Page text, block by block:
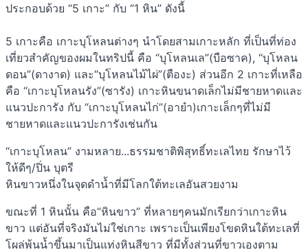
ประกอบด้วย “5 เกาะ” กับ “1 หิน” ดังนี้
5 เกาะคือ เกาะบุโหลนต่างๆ นำโดยสามเกาะหลัก ที่เป็นที่ท่อง
เที่ยวสำคัญของผมในทริปนี้ คือ “บุโหลนเล”(บือซาค), “บุโหลน
ดอน”(ดางาด) และ“บุโหลนไม้ไผ่”(ตืองะ) ส่วนอีก 2 เกาะที่เหลือ
คือ “เกาะบุโหลนรัง”(ซารัง) เกาะหินขนาดเล็กไม่มีชายหาดและ
แนวปะการัง กับ “เกาะบุโหลนไก่”(อายำ)เกาะเล็กๆที่ไม่มี
ชายหาดและแนวปะการังเช่นกัน
“เกาะบุโหลน” งามหลาย...ธรรมชาติพิสุทธิ์ทะเลไทย รักษาไว้
ให้ดีๆ/ปิ่น บุตรี
หินขาวหนึ่งในจุดดำน้ำที่มีโลกใต้ทะเลอันสวยงาม
ขณะที่ 1 หินนั้น คือ“หินขาว” ที่หลายๆคนมักเรียกว่าเกาะหิน
ขาว แต่อันที่จริงมันไม่ใช่เกาะ เพราะเป็นเพียงโขดหินใต้ทะเลที่
โผล่พ้นน้ำขึ้นมาเป็นแท่งหินสีขาว ที่มีทั้งส่วนที่ขาวเองตาม